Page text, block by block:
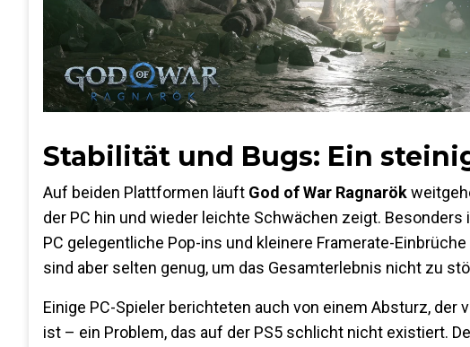
Stabilität und Bugs: Ein
Auf beiden Plattformen läuft God of War Ragnarök
der PC hin und wieder leichte Schwächen zeigt.
PC gelegentliche Pop-ins und kleinere Framerate-
sind aber selten genug, um das Gesamterlebnis nicht zu
Einige PC-Spieler berichteten auch von einem Absturz,
ist – ein Problem, das auf der PS5 schlicht nicht existiert.